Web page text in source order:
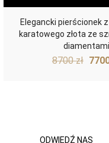
Elegancki pierścionek
karatowego złota ze
diamentami
8700zł
ODWIEDŹ NAS